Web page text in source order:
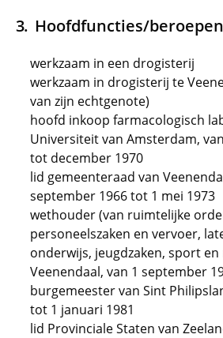
Hoofdfuncties/beroepen
werkzaam in een drogisterij
werkzaam in drogisterij te
van zijn echtgenote)
hoofd inkoop farmacologisch
Universiteit van Amsterdam,
tot december 1970
lid gemeenteraad van
september 1966 tot 1 mei 1973
wethouder (van ruimtelijke
personeelszaken en vervoer,
onderwijs, jeugdzaken, sport
Veenendaal, van 1 september
burgemeester van Sint
tot 1 januari 1981
lid Provinciale Staten van